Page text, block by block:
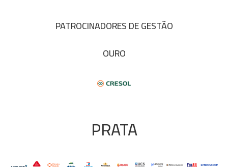
PATROCINADORES DE GESTÃO
OURO
PRATA